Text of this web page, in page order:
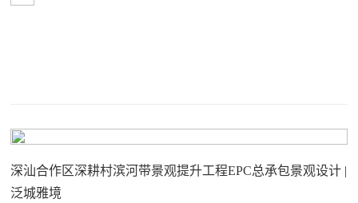
深汕合作区深耕村滨河带景观提升工程EPC总承包景观设计 |
泛城雅境